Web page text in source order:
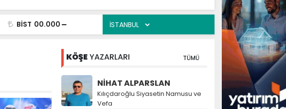
BİST 00.000
KÖŞEYAZARLARI TÜMÜ
NİHAT ALPARSLAN
Kılıçdaroğlu Siyasetin Namusu ve
Vefa